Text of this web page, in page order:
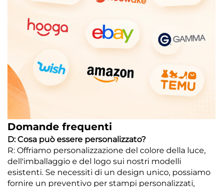
Domande frequenti
D: Cosa può essere personalizzato?
R: Offriamo personalizzazione del colore della luce,
dell'imballaggio e del logo sui nostri modelli
esistenti. Se necessiti di un design unico, possiamo
fornire un preventivo per stampi personalizzati,